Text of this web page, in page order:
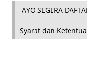
AYO SEGERA
Syarat dan